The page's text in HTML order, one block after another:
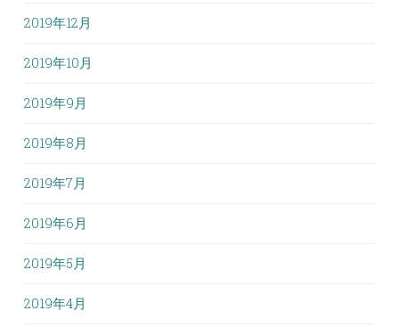
2019年12月
2019年10月
2019年9月
2019年8月
2019年7月
2019年6月
2019年5月
2019年4月